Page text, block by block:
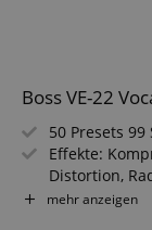
Boss VE-22
50 Presets
Effekte:
Distortion,
Spezialeffekten
mehr anzeigen